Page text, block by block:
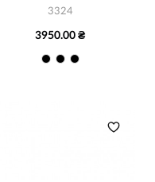
3324
3950.00 ₴